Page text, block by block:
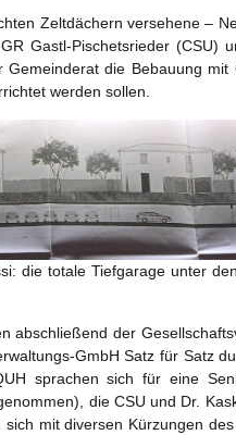
Zeltdächern versehene –
Gastl-Pischetsrieder (CSU)
die Bebauung
werden sollen.
die totale Tiefgarage unter
abschließend der
GmbH Satz für Satz
sprachen sich für eine
die CSU und Dr.
mit diversen Kürzungen